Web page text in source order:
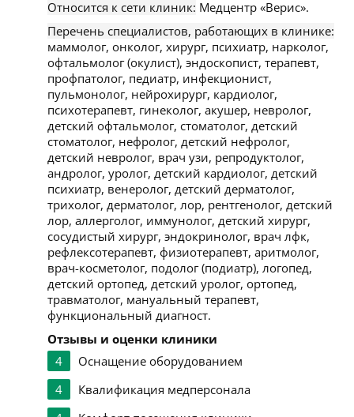
Относится к сети клиник: Медцентр «Верис».
Перечень специалистов, работающих в клинике:
маммолог, онколог, хирург, психиатр, нарколог,
офтальмолог (окулист), эндоскопист, терапевт,
профпатолог, педиатр, инфекционист,
пульмонолог, нейрохирург, кардиолог,
психотерапевт, гинеколог, акушер, невролог,
детский офтальмолог, стоматолог, детский
стоматолог, нефролог, детский нефролог,
детский невролог, врач узи, репродуктолог,
андролог, уролог, детский кардиолог, детский
психиатр, венеролог, детский дерматолог,
трихолог, дерматолог, лор, рентгенолог, детский
лор, аллерголог, иммунолог, детский хирург,
сосудистый хирург, эндокринолог, врач лфк,
рефлексотерапевт, физиотерапевт, аритмолог,
врач-косметолог, подолог (подиатр), логопед,
детский ортопед, детский уролог, ортопед,
травматолог, мануальный терапевт,
функциональный диагност.
Отзывы и оценки клиники
4
Оснащение оборудованием
4
Квалификация медперсонала